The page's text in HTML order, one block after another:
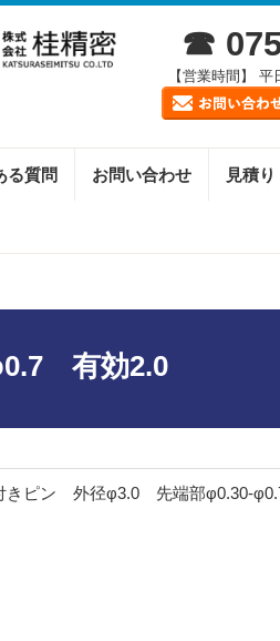
☎
【営業時間】
る質問 お問い合わせ 見積り
有効2.0
きピン 外径φ3.0 先端部φ0.30-